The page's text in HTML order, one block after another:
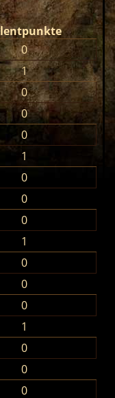
0
1
0
0
0
1
0
0
0
1
0
0
0
1
0
0
0